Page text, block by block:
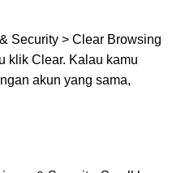
Security > Clear Browsing
klik Clear. Kalau kamu
akun yang sama,